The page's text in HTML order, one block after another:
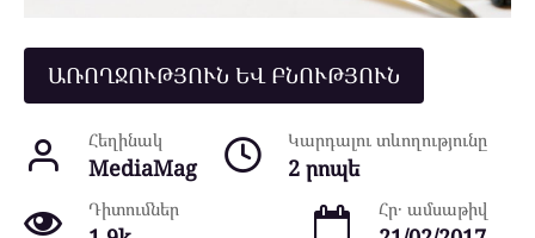
ԱՌՈՂՋՈՒԹՅՈՒՆ ԵՎ ԲՆՈՒԹՅՈՒՆ
Հեղինակ
MediaMag
Կարդալու տևողությունը
2 րոպե
Դիտումներ Հր․ ամսաթիվ